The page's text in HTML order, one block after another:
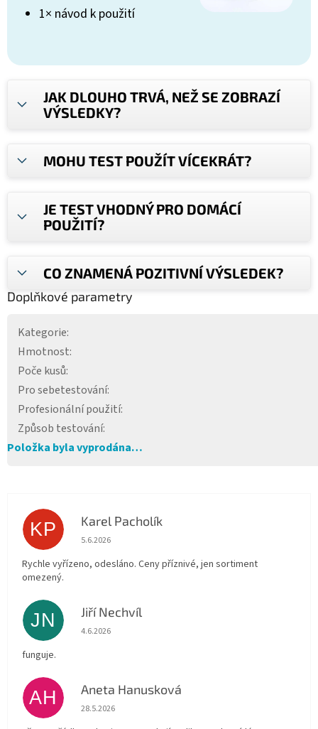
1× návod k použití
JAK DLOUHO TRVÁ, NEŽ SE ZOBRAZÍ
VÝSLEDKY?
MOHU TEST POUŽÍT VÍCEKRÁT?
JE TEST VHODNÝ PRO DOMÁCÍ
POUŽITÍ?
CO ZNAMENÁ POZITIVNÍ VÝSLEDEK?
Doplňkové parametry
Kategorie:
Hmotnost:
Poče kusů:
Pro sebetestování:
Profesionální použití:
Způsob testování:
Položka byla vyprodána…
KP Karel Pacholík
Hodnocení obchodu je 4 z 5 hvězdiček.
5.6.2026
Rychle vyřízeno, odesláno. Ceny příznivé, jen sortiment
omezený.
JN Jiří Nechvíl
Hodnocení obchodu je 5 z 5 hvězdiček.
4.6.2026
funguje.
AH Aneta Hanusková
Hodnocení obchodu je 5 z 5 hvězdiček.
28.5.2026